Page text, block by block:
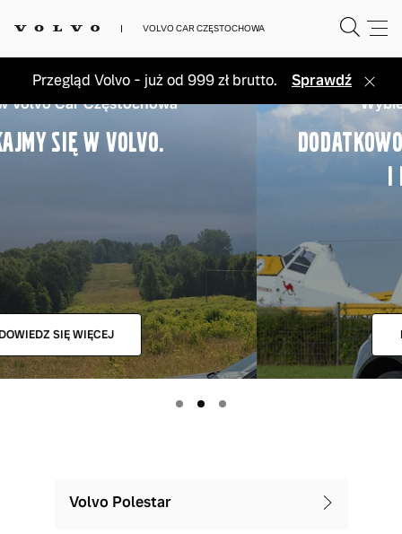
VOLVO CAR CZĘSTOCHOWA
Przegląd Volvo - już od 999 zł brutto.
Sprawdź
Wybierz Volvo bez czekania.
DODATKOWO WYGRAJ BOKS DACHOWY
DOWIEDZ SIĘ WIĘCEJ
Volvo Polestar